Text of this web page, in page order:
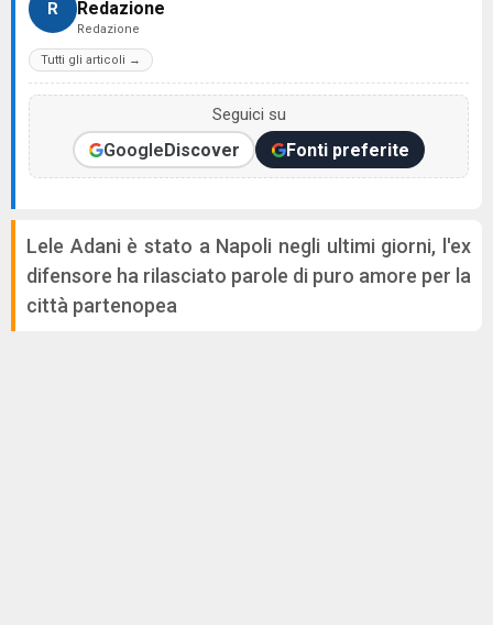
R Redazione
Redazione
Tutti gli articoli →
Seguici su
GoogleDiscover Fonti preferite
Lele Adani è stato a Napoli negli ultimi giorni, l'ex
difensore ha rilasciato parole di puro amore per la
città partenopea